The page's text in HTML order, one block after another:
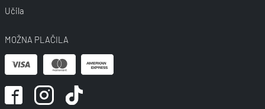
Učila
MOŽNA PLAČILA